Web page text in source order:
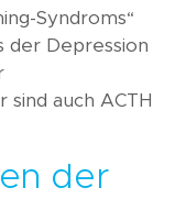
Syndroms“
der Depression
sind auch ACTH
der